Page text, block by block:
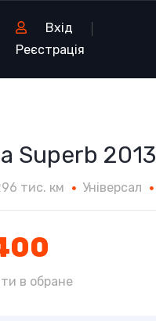
Вхід
Реєстрація
Superb 2013
тис. км Універсал
в обране